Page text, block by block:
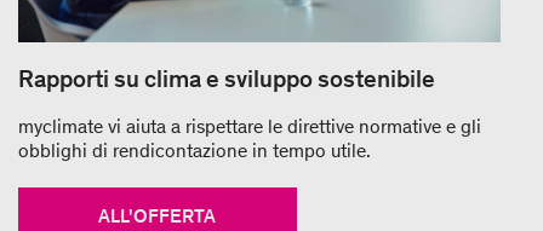
Rapporti su clima e sviluppo sostenibile
myclimate vi aiuta a rispettare le direttive normative e gli
obblighi di rendicontazione in tempo utile.
ALL'OFFERTA